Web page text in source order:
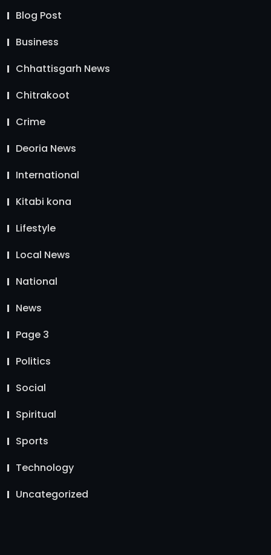
Blog Post
Business
Chhattisgarh News
Chitrakoot
Crime
Deoria News
International
Kitabi kona
Lifestyle
Local News
National
News
Page 3
Politics
Social
Spiritual
Sports
Technology
Uncategorized